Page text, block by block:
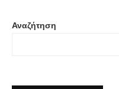
Αναζήτηση